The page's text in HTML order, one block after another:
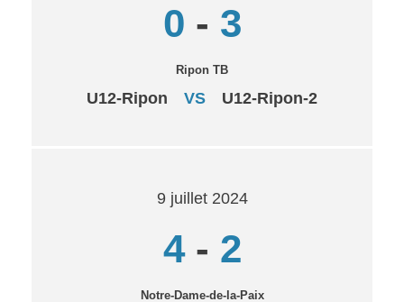
0 - 3
Ripon TB
U12-Ripon VS U12-Ripon-2
9 juillet 2024
4- 2
Notre-Dame-de-la-Paix